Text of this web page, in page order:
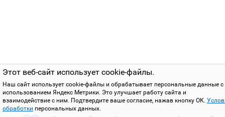
Этот веб-сайт использует cookie-файлы.
Наш сайт использует cookie-файлы и обрабатывает персональные данные с
использованием Яндекс Метрики. Это улучшает работу сайта и
взаимодействие с ним. Подтвердите ваше согласие, нажав кнопку ОК.
обработки персональных данных.